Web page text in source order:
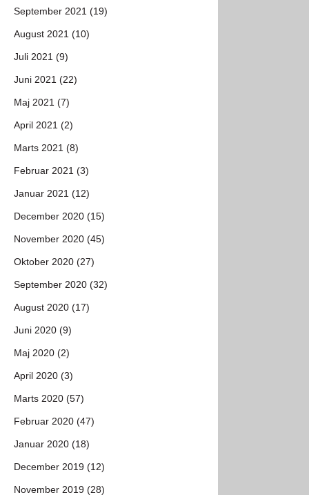
September 2021 (19)
August 2021 (10)
Juli 2021 (9)
Juni 2021 (22)
Maj 2021 (7)
April 2021 (2)
Marts 2021 (8)
Februar 2021 (3)
Januar 2021 (12)
December 2020 (15)
November 2020 (45)
Oktober 2020 (27)
September 2020 (32)
August 2020 (17)
Juni 2020 (9)
Maj 2020 (2)
April 2020 (3)
Marts 2020 (57)
Februar 2020 (47)
Januar 2020 (18)
December 2019 (12)
November 2019 (28)